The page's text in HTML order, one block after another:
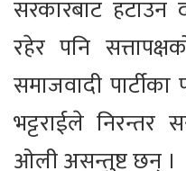
सरकारबाट हटाउन
रहेर पनि
समाजवादी
भट्टराईले निरन्तर
ओली असन्तुष्ट छन् ।